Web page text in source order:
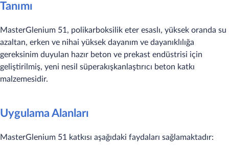
Tanımı
MasterGlenium 51, polikarboksilik eter esaslı, yüksek oranda su
azaltan, erken ve nihai yüksek dayanım ve dayanıklılığa
gereksinim duyulan hazır beton ve prekast endüstrisi için
geliştirilmiş, yeni nesil süperakışkanlaştırıcı beton katkı
malzemesidir.
Uygulama Alanları
MasterGlenium 51 katkısı aşağıdaki faydaları sağlamaktadır: